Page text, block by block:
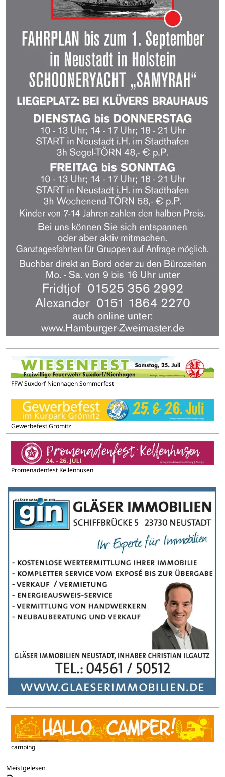
FFW Suxdorf Nienhagen Sommerfest
Gewerbefest Grömitz
Promenadenfest Kellenhusen
camping
Meistgelesen